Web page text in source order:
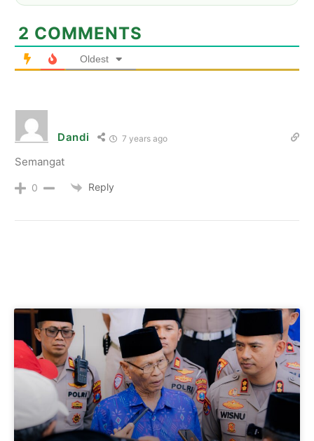
2 COMMENTS
Oldest
Dandi 7 years ago
Semangat
0 Reply